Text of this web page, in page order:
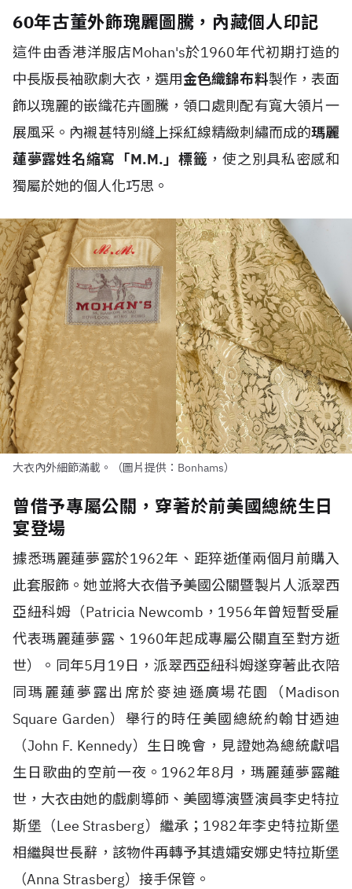
60年古董外飾瑰麗圖騰，內藏個人印記
這件由香港洋服店Mohan's於1960年代初期打造的
中長版長袖歌劇大衣，選用金色織錦布料製作，表面
飾以瑰麗的嵌織花卉圖騰，領口處則配有寬大領片一
展風采。內襯甚特別縫上採紅線精緻刺繡而成的瑪麗
蓮夢露姓名縮寫「M.M.」標籤 ，使之別具私密感和
獨屬於她的個人化巧思。
大衣內外細節滿載。（圖片提供：Bonhams）
曾借予專屬公關，穿著於前美國總統生日
宴登場
據悉瑪麗蓮夢露於1962年、距猝逝僅兩個月前購入
此套服飾。她並將大衣借予美國公關暨製片人派翠西
亞紐科姆（Patricia Newcomb，1956年曾短暫受雇
代表瑪麗蓮夢露、1960年起成專屬公關直至對方逝
世）。同年5月19日，派翠西亞紐科姆遂穿著此衣陪
同瑪麗蓮夢露出席於麥迪遜廣場花園（Madison
Square Garden）舉行的時任美國總統約翰甘迺迪
（John F. Kennedy）生日晚會，見證她為總統獻唱
生日歌曲的空前一夜。1962年8月，瑪麗蓮夢露離
世，大衣由她的戲劇導師、美國導演暨演員李史特拉
斯堡（Lee Strasberg）繼承；1982年李史特拉斯堡
相繼與世長辭，該物件再轉予其遺孀安娜史特拉斯堡
（Anna Strasberg）接手保管。